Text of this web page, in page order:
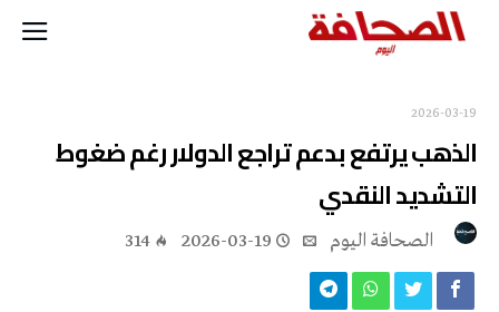
2026-03-19
الذهب يرتفع بدعم تراجع الدولار رغم ضغوط
التشديد النقدي
2026-03-19
314